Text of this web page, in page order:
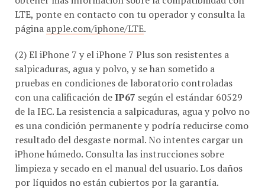
LTE, ponte en contacto con tu operador y consulta la
página apple.com/iphone/LTE.
(2) El iPhone 7 y el iPhone 7 Plus son resistentes a
salpicaduras, agua y polvo, y se han sometido a
pruebas en condiciones de laboratorio controladas
con una calificación deIP67 según el estándar 60529
de la IEC. La resistencia a salpicaduras, agua y polvo no
es una condición permanente y podría reducirse como
resultado del desgaste normal. No intentes cargar un
iPhone húmedo. Consulta las instrucciones sobre
limpieza y secado en el manual del usuario. Los daños
por líquidos no están cubiertos por la garantía.